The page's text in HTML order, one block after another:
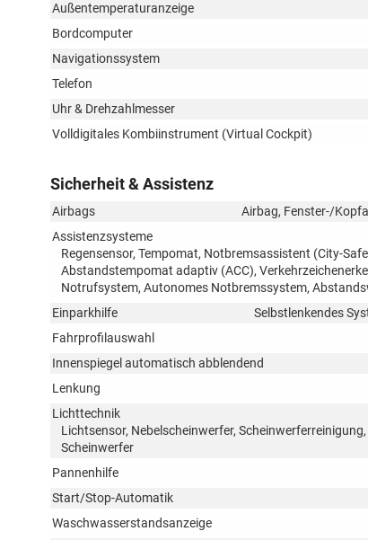
Außentemperaturanzeige
Bordcomputer
Navigationssystem
Telefon
Uhr & Drehzahlmesser
Volldigitales Kombiinstrument (Virtual Cockpit)
Sicherheit & Assistenz
Airbags
Airbag, Fenster-/
Assistenzsysteme
Regensensor, Tempomat, Notbremsassistent (City-
Abstandstempomat adaptiv (ACC),
Notrufsystem, Autonomes Notbremssystem,
Einparkhilfe
Selbstlenkendes
Fahrprofilauswahl
Innenspiegel automatisch abblendend
Lenkung
Lichttechnik
Lichtsensor, Nebelscheinwerfer,
Scheinwerfer
Pannenhilfe
Start/Stop-Automatik
Waschwasserstandsanzeige